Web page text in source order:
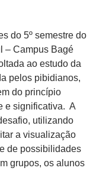
do 5º semestre do
– Campus Bagé
ao estudo da
pelos pibidianos,
do princípio
e significativa. A
utilizando
a visualização
de possibilidades
grupos, os alunos